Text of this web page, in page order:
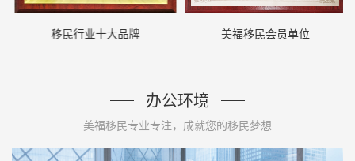
移民行业十大品牌 美福移民会员单位
办公环境
美福移民专业专注，成就您的移民梦想